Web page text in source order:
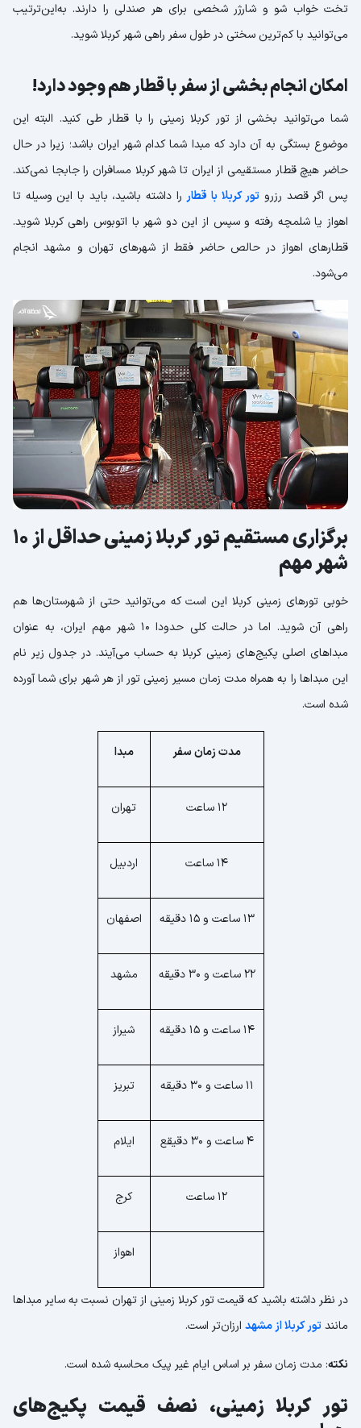
تخت خواب شو و شارژر شخصی برای هر صندلی را دارند. به‌این‌ترتیب
می‌توانید با کم‌ترین سختی در طول سفر راهی شهر کربلا شوید.
امکان انجام بخشی از سفر با قطار هم وجود دارد!
شما می‌توانید بخشی از تور کربلا زمینی را با قطار طی کنید. البته این
موضوع بستگی به آن دارد که مبدا شما کدام شهر ایران باشد؛ زیرا در حال
حاضر هیچ قطار مستقیمی از ایران تا شهر کربلا مسافران را جابجا نمی‌کند.
پس اگر قصد رزرو تور کربلا با قطار را داشته باشید، باید با این وسیله تا
اهواز یا شلمچه رفته و سپس از این دو شهر با اتوبوس راهی کربلا شوید.
قطارهای اهواز در حالص حاضر فقط از شهرهای تهران و مشهد انجام
می‌شود.
برگزاری مستقیم تور کربلا زمینی حداقل از 10
شهر مهم
خوبی تورهای زمینی کربلا این است که می‌توانید حتی از شهرستان‌ها هم
راهی آن شوید. اما در حالت کلی حدودا 10 شهر مهم ایران، به عنوان
مبداهای اصلی پکیج‌های زمینی کربلا به حساب می‌آیند. در جدول زیر نام
این مبداها را به همراه مدت زمان مسیر زمینی تور از هر شهر برای شما آورده
شده است.
مدت زمان سفر مبدا
12 ساعت تهران
14 ساعت اردبیل
13 ساعت و 15 دقیقه اصفهان
22 ساعت و 30 دقیقه مشهد
14 ساعت و 15 دقیقه شیراز
11 ساعت و 30 دقیقه تبریز
4 ساعت و 30 دقیقع ایلام
12 ساعت کرج
اهواز
در نظر داشته باشید که قیمت تور کربلا زمینی از تهران نسبت به سایر مبداها
مانند تور کربلا از مشهد ارزان‌تر است.
نکته: مدت زمان سفر بر اساس ایام غیر پیک محاسبه شده است.
تور کربلا زمینی، نصف قیمت پکیج‌های